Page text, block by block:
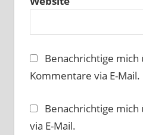
Benachrichtige
Kommentare via E-Mail.
Benachrichtige
via E-Mail.